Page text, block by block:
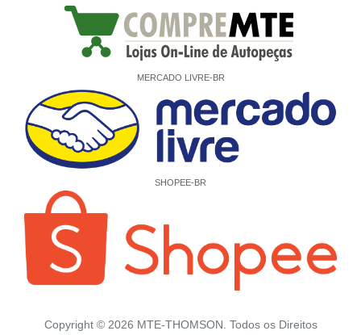
MERCADO LIVRE-BR
SHOPEE-BR
Copyright © 2026 MTE-THOMSON. Todos os Direitos